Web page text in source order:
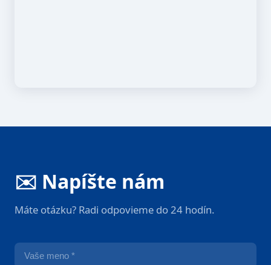
✉️ Napíšte nám
Máte otázku? Radi odpovieme do 24 hodín.